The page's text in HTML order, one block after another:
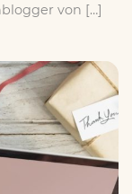
von […]